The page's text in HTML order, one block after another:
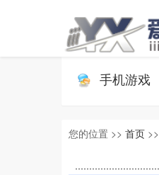
手机游戏
您的位置 >> 首页 >>